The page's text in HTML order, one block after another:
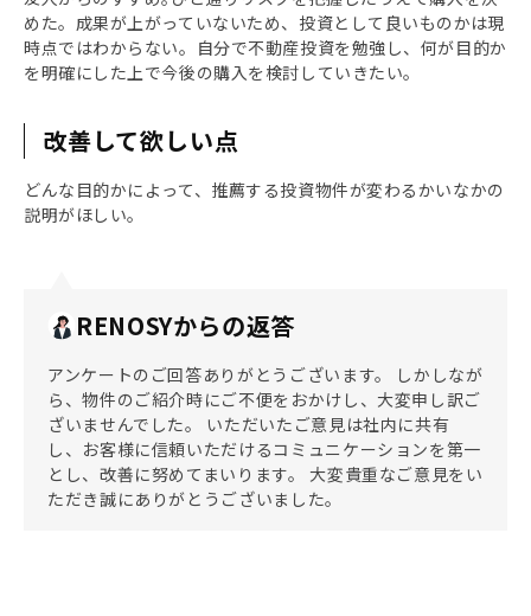
めた。成果が上がっていないため、投資として良いものかは現
時点ではわからない。自分で不動産投資を勉強し、何が目的か
を明確にした上で今後の購入を検討していきたい。
改善して欲しい点
どんな目的かによって、推薦する投資物件が変わるかいなかの
説明がほしい。
RENOSYからの返答
アンケートのご回答ありがとうございます。 しかしなが
ら、物件のご紹介時にご不便をおかけし、大変申し訳ご
ざいませんでした。 いただいたご意見は社内に共有
し、お客様に信頼いただけるコミュニケーションを第一
とし、改善に努めてまいります。 大変貴重なご意見をい
ただき誠にありがとうございました。